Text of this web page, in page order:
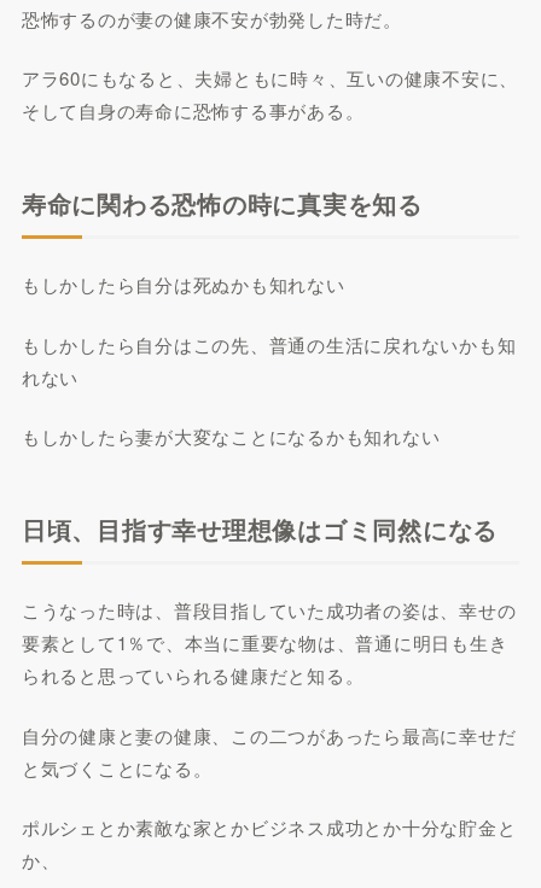
恐怖するのが妻の健康不安が勃発した時だ。
アラ60にもなると、夫婦ともに時々、互いの健康不安に、
そして自身の寿命に恐怖する事がある。
寿命に関わる恐怖の時に真実を知る
もしかしたら自分は死ぬかも知れない
もしかしたら自分はこの先、普通の生活に戻れないかも知
れない
もしかしたら妻が大変なことになるかも知れない
日頃、目指す幸せ理想像はゴミ同然になる
こうなった時は、普段目指していた成功者の姿は、幸せの
要素として1％で、本当に重要な物は、普通に明日も生き
られると思っていられる健康だと知る。
自分の健康と妻の健康、この二つがあったら最高に幸せだ
と気づくことになる。
ポルシェとか素敵な家とかビジネス成功とか十分な貯金と
か、